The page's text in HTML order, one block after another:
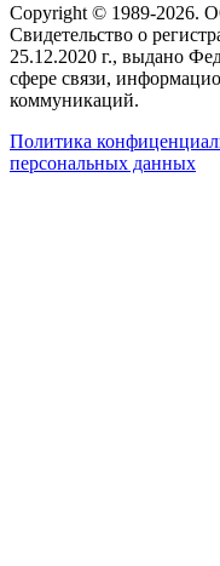
Copyright © 1989-2026.
Свидетельство о
25.12.2020 г., выдано
сфере связи,
коммуникаций.
Политика
персональных данных